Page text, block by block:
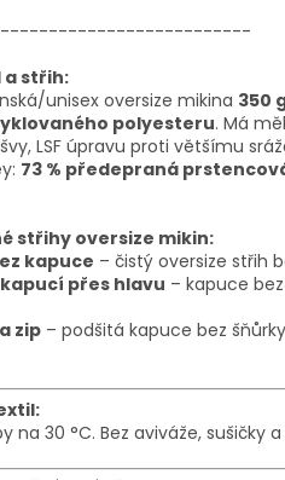
střih:
unisex oversize mikina 350
polyesteru. Má
LSF úpravu proti většímu
73 % předepraná
střihy oversize mikin:
kapuce – čistý oversize střih
přes hlavu – kapuce
zip – podšitá kapuce bez
na 30 °C. Bez aviváže, sušičky